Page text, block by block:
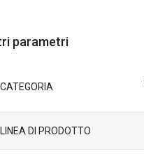
parametri
CATEGORIA
LINEA DI PRODOTTO